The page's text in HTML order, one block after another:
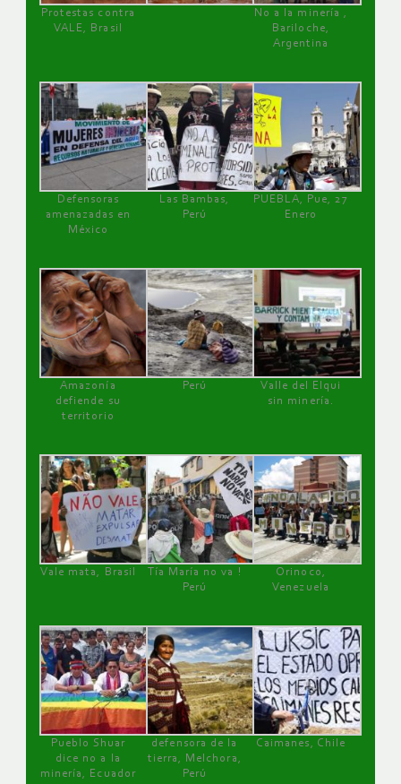
Protestas contra
VALE, Brasil
No a la minería ,
Bariloche,
Argentina
Defensoras
amenazadas en
México
Las Bambas,
Perú
PUEBLA, Pue, 27
Enero
Amazonía
defiende su
territorio
Perú
Valle del Elqui
sin minería.
Vale mata, Brasil
Tía María no va !
Perú
Orinoco,
Venezuela
Pueblo Shuar
dice no a la
minería, Ecuador
defensora de la
tierra, Melchora,
Perú
Caimanes, Chile